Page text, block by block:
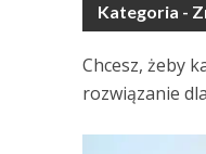
Kategoria -
Chcesz, żeby
rozwiązanie